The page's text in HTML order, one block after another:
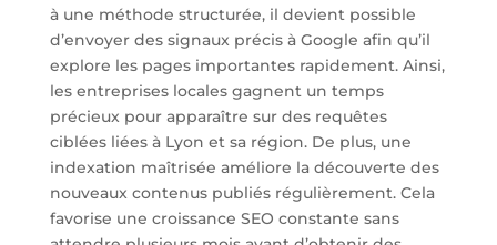
à une méthode structurée, il devient possible
d’envoyer des signaux précis à Google afin qu’il
explore les pages importantes rapidement. Ainsi,
les entreprises locales gagnent un temps
précieux pour apparaître sur des requêtes
ciblées liées à Lyon et sa région. De plus, une
indexation maîtrisée améliore la découverte des
nouveaux contenus publiés régulièrement. Cela
favorise une croissance SEO constante sans